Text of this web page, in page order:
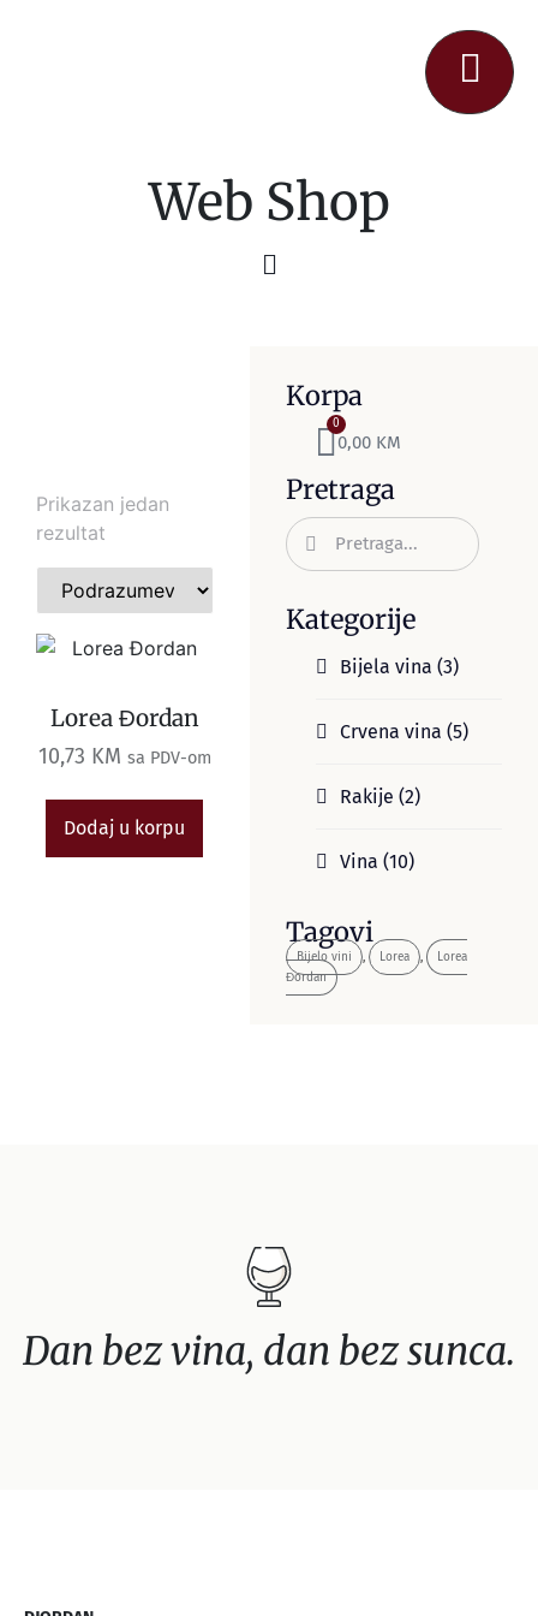
Web Shop
Korpa
0,00 KM
0
Pretraga
Kategorije
Bijela vina (3)
Crvena vina (5)
Rakije (2)
Vina (10)
Tagovi
Bijelo vini , Lorea ,
Lorea
Đordan
Prikazan jedan
rezultat
Lorea Đordan
10,73 KM sa PDV-om
Dodaj u korpu
Dan bez vina, dan bez sunca.